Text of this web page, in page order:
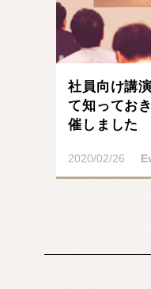
社員向け講
て知ってお
催しました
2020/02/26